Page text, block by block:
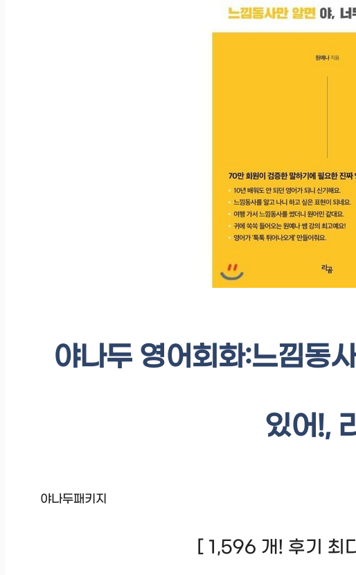
야나두 영어회화:느낌동
있어!,
야나두패키지
[ 1,596 개! 후기 최